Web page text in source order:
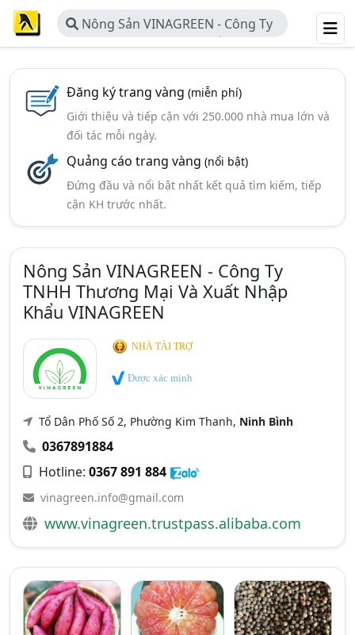
Nông Sản VINAGREEN - Công Ty
TNHH Thương Mại Và Xuất Nhập
Đăng ký trang vàng (miễn phí)
Giới thiệu và tiếp cận với 250.000 nhà mua lớn và
đối tác mỗi ngày.
Quảng cáo trang vàng (nổi bật)
Đứng đầu và nổi bật nhất kết quả tìm kiếm, tiếp
cận KH trước nhất.
Nông Sản VINAGREEN - Công Ty
TNHH Thương Mại Và Xuất Nhập
Khẩu VINAGREEN
NHÀ TÀI TRỢ
Được xác minh
Tổ Dân Phố Số 2, Phường Kim Thanh, Ninh Bình
0367891884
Hotline: 0367 891 884
vinagreen.info@gmail.com
www.vinagreen.trustpass.alibaba.com